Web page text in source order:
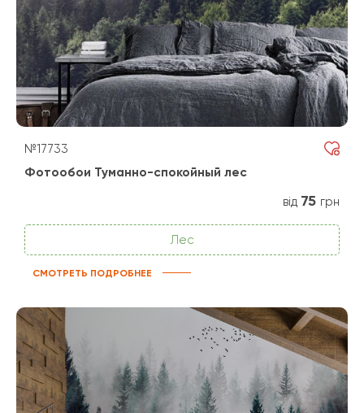
№17733
Фотообои Туманно-спокойный лес
від 75 грн
Лес
СМОТРЕТЬ ПОДРОБНЕЕ